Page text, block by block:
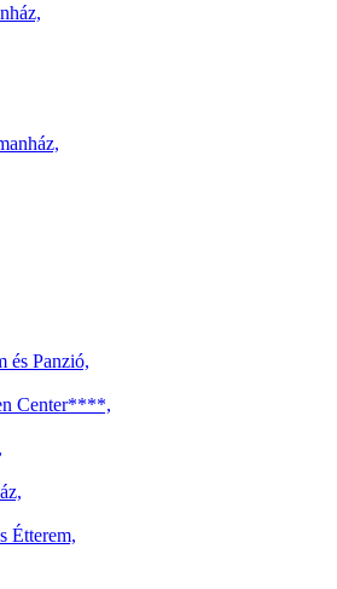
és Panzió,
Center****,
Étterem,